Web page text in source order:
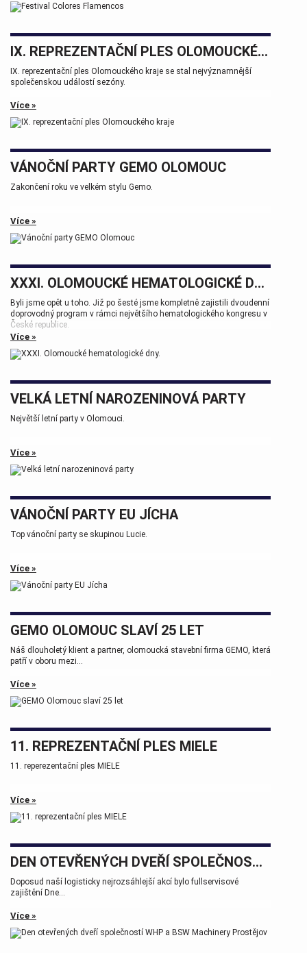
IX. REPREZENTAČNÍ PLES OLOMOUCKÉHO KRAJE
IX. reprezentační ples Olomouckého kraje se stal nejvýznamnější
společenskou událostí sezóny.
Více »
VÁNOČNÍ PARTY GEMO OLOMOUC
Zakončení roku ve velkém stylu Gemo.
Více »
XXXI. OLOMOUCKÉ HEMATOLOGICKÉ DNY.
Byli jsme opět u toho. Již po šesté jsme kompletně zajistili dvoudenní
doprovodný program v rámci největšího hematologického kongresu v
České republice.
Tak zase za rok na viděnou přátelé.
Více »
VELKÁ LETNÍ NAROZENINOVÁ PARTY
Největší letní party v Olomouci.
Více »
VÁNOČNÍ PARTY EU JÍCHA
Top vánoční party se skupinou Lucie.
Více »
GEMO OLOMOUC SLAVÍ 25 LET
Náš dlouholetý klient a partner, olomoucká stavební firma GEMO, která
patří v oboru mezi...
Více »
11. REPREZENTAČNÍ PLES MIELE
11. reperezentační ples MIELE
Více »
DEN OTEVŘENÝCH DVEŘÍ SPOLEČNOSTÍ WHP A BSW MACHINERY PROSTĚJOV
Doposud naší logisticky nejrozsáhlejší akcí bylo fullservisové
zajištění Dne...
Více »